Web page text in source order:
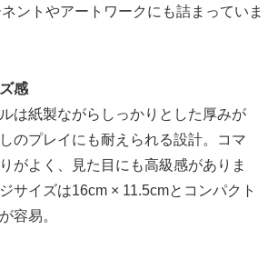
ントやアートワークにも詰まっていま
感
は紙製ながらしっかりとした厚みが
のプレイにも耐えられる設計。コマ
がよく、見た目にも高級感がありま
サイズは16cm × 11.5cmとコンパクト
容易。